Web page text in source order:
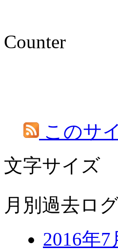
Counter
このサ
文字サイズ
月別過去ロ
2016年7